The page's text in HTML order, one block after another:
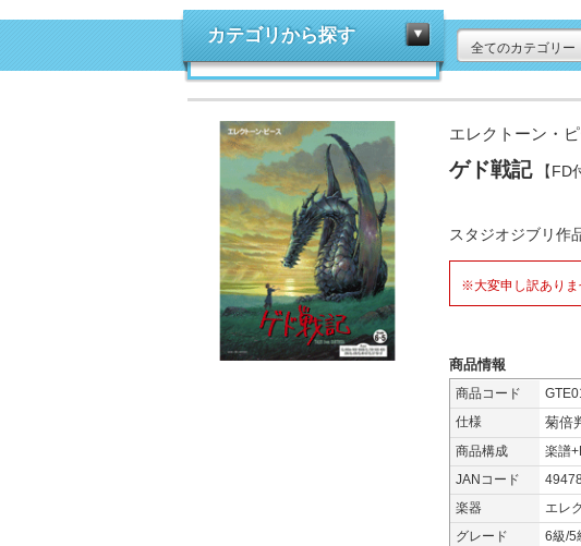
カテゴリから探す
全てのカテゴリー
エレクトーン・
ゲド戦記【FD
スタジオジブリ作
※大変申し訳ありま
商品情報
商品コード
仕様
菊倍
商品構成
楽譜
JANコード
楽器
エレ
グレード
6級/5